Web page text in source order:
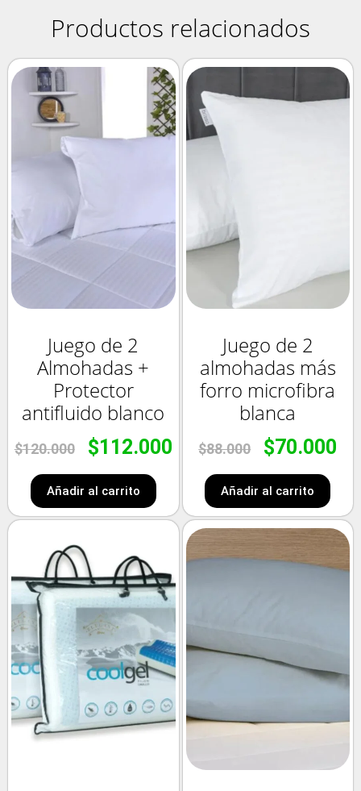
Productos relacionados
Juego de 2
Almohadas +
Protector
antifluido blanco
$120.000 $112.000
Añadir al carrito
Juego de 2
almohadas más
forro microfibra
blanca
$88.000 $70.000
Añadir al carrito